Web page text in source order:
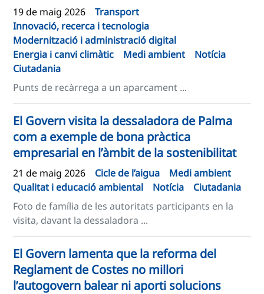
19 de maig 2026
Transport
Innovació, recerca i tecnologia
Modernització i administració digital
Energia i canvi climàtic
Medi ambient
Notícia
Ciutadania
Punts de recàrrega a un aparcament ...
El Govern visita la dessaladora de Palma
com a exemple de bona pràctica
empresarial en l’àmbit de la sostenibilitat
21 de maig 2026 Cicle de l’aigua
Medi ambient
Qualitat i educació ambiental
Notícia
Ciutadania
Foto de família de les autoritats participants en la
visita, davant la dessaladora ...
El Govern lamenta que la reforma del
Reglament de Costes no millori
l’autogovern balear ni aporti solucions